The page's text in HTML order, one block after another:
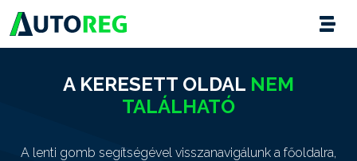
A KERESETT OLDAL NEM
TALÁLHATÓ
A lenti gomb segítségével visszanavigálunk a főoldalra,